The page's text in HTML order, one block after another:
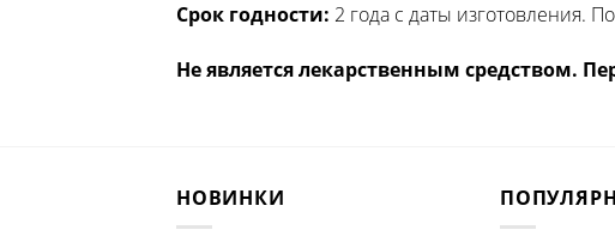
Срок годности: 2 года с даты изготовления.
Не является лекарственным средством.
НОВИНКИ